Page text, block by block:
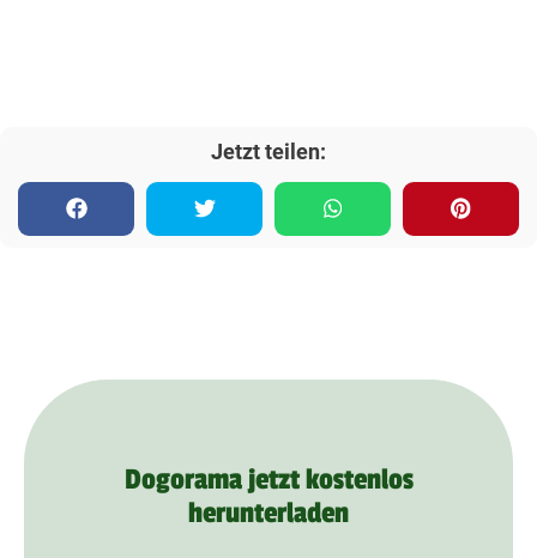
Jetzt teilen:
Dogorama jetzt kostenlos
herunterladen